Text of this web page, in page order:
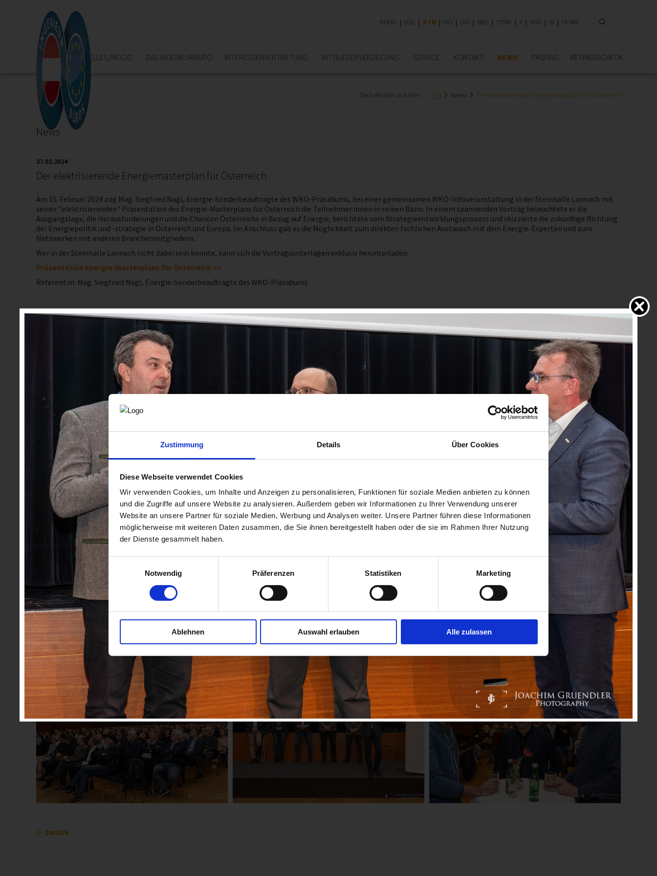
Zustimmung Details Über Cookies
Diese Webseite verwendet Cookies
Wir verwenden Cookies, um Inhalte und Anzeigen zu personalisieren, Funktionen für soziale Medien anbieten zu können
und die Zugriffe auf unsere Website zu analysieren. Außerdem geben wir Informationen zu Ihrer Verwendung unserer
Website an unsere Partner für soziale Medien, Werbung und Analysen weiter. Unsere Partner führen diese Informationen
möglicherweise mit weiteren Daten zusammen, die Sie ihnen bereitgestellt haben oder die sie im Rahmen Ihrer Nutzung
der Dienste gesammelt haben.
Einwilligungsauswahl
Notwendig
Präferenzen Statistiken Marketing
Ablehnen Auswahl erlauben Alle zulassen
BUND BGL KTN NÖ OÖ SBG STMK T VBG W HOME
HOME AKTUELLES/INGOO DAS INGENIEURBÜRO INTERESSEN­VERTRETUNG MITGLIEDER­VERZEICHNIS SERVICE KONTAKT NEWS PRÜFING BETRIEBSCHECK
Sie befinden sich hier: News Der elektrisierende Energiemasterplan für Österreich
News
27.02.2024
Der elektrisierende Energiemasterplan für Österreich
Am 15. Februar 2024 zog Mag. Siegfried Nagl, Energie-Sonderbeauftragte des WKO-Präsidiums, bei einer gemeinsamen WKO-Infoveranstaltung in der Steinhalle Lannach mit
seiner "elektrisierenden" Präsentation des Energie-Masterplans für Österreich die Teilnehmer:innen in seinen Bann. In einem spannenden Vortrag beleuchtete er die
Ausgangslage, die Herausforderungen und die Chancen Österreichs in Bezug auf Energie, berichtete vom Strategieentwicklungsprozess und skizzierte die zukünftige Richtung
der Energiepolitik und -strategie in Österreich und Europa. Im Anschluss gab es die Möglichkeit zum direkten fachlichen Austausch mit dem Energie-Experten und zum
Netzwerken mit anderen Branchenmitgliedern.
Wer in der Steinhalle Lannach nicht dabei sein konnte, kann sich die Vortragsunterlagen exklusiv herunterladen.
Präsentation Energie-Masterplans für Österreich >>
Referent:in: Mag. Siegfried Nagl, Energie-Sonderbeauftragte des WKO-Präsidiums
Abgebildete Personen in der Galerie:Auf den nachstehenden Fotos der Informationsveranstaltung "Energiemasterplan für Österreich" sind - soweit im Bild nicht anders
gekennzeichnet - Branchenmitglieder sowie Veranstaltungsteilnehmer:innen sowie Vertreter:innen aus Politik und Wirtschaft abgebildet.
Fotocredit: ©Joachim Gründler
Zurück